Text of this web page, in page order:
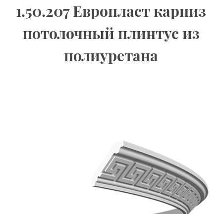
1.50.207 Европласт карниз
потолочный плинтус из
полиуретана